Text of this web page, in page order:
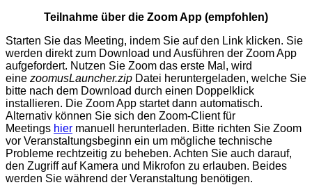
Teilnahme über die Zoom App (empfohlen)
Starten Sie das Meeting, indem Sie auf den Link klicken. Sie
werden direkt zum Download und Ausführen der Zoom App
aufgefordert. Nutzen Sie Zoom das erste Mal, wird
eine zoomusLauncher.zip Datei heruntergeladen, welche Sie
bitte nach dem Download durch einen Doppelklick
installieren. Die Zoom App startet dann automatisch.
Alternativ können Sie sich den Zoom-Client für
Meetings hier manuell herunterladen. Bitte richten Sie Zoom
vor Veranstaltungsbeginn ein um mögliche technische
Probleme rechtzeitig zu beheben. Achten Sie auch darauf,
den Zugriff auf Kamera und Mikrofon zu erlauben. Beides
werden Sie während der Veranstaltung benötigen.